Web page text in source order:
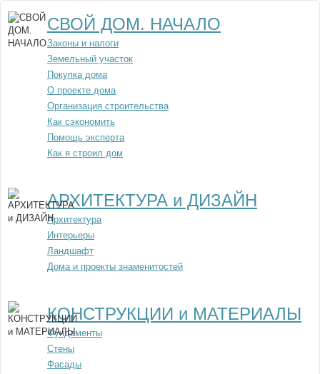
СВОЙ ДОМ. НАЧАЛО
Законы и налоги
Земельный участок
Покупка дома
О проекте дома
Организация строительства
Как сэкономить
Помощь эксперта
Как я строил дом
АРХИТЕКТУРА и ДИЗАЙН
Архитектура
Интерьеры
Ландшафт
Дома и проекты знаменитостей
КОНСТРУКЦИИ и МАТЕРИАЛЫ
Фундаменты
Стены
Фасады